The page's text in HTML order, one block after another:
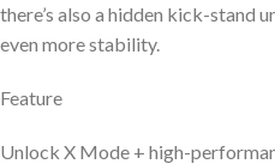
there’s also a hidden kick-stand
even more stability.
Feature
Unlock X Mode + high-